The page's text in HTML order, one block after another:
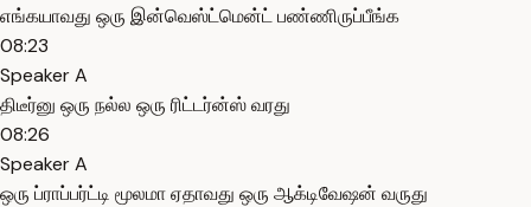
எங்கயாவது ஒரு இன்வெஸ்ட்மென்ட் பண்ணிருப்பீங்க
08:23
Speaker A
திடீர்னு ஒரு நல்ல ஒரு ரிட்டர்ன்ஸ் வரது
08:26
Speaker A
ஒரு ப்ராப்பர்ட்டி மூலமா ஏதாவது ஒரு ஆக்டிவேஷன் வருது